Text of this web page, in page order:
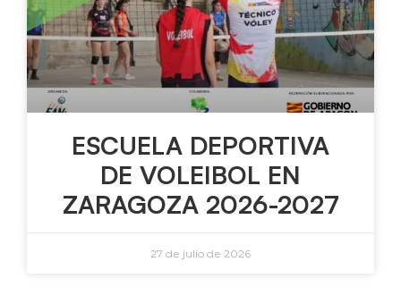
ESCUELA DEPORTIVA
DE VOLEIBOL EN
ZARAGOZA 2026-2027
27 de julio de 2026